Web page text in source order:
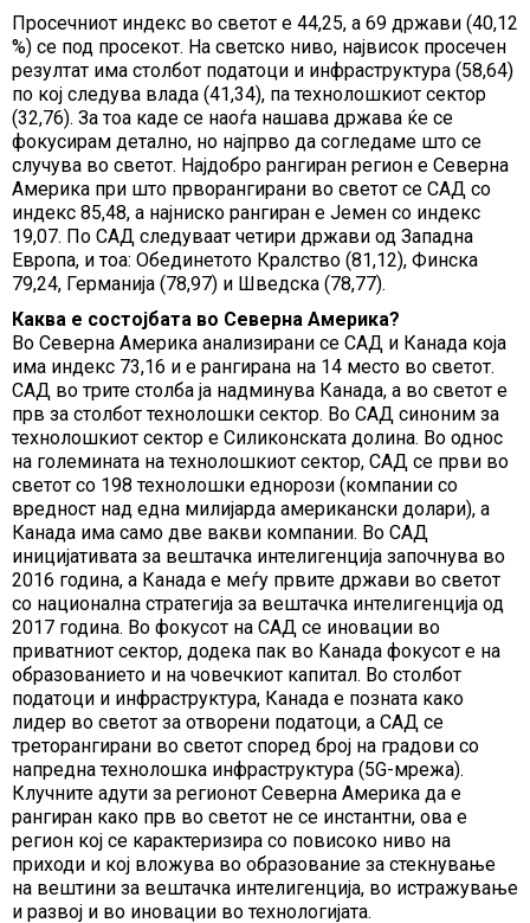
Просечниот индекс во светот е 44,25, а 69 држави (40,12
%) се под просекот. На светско ниво, највисок просечен
резултат има столбот податоци и инфраструктура (58,64)
по кој следува влада (41,34), па технолошкиот сектор
(32,76). За тоа каде се наоѓа нашава држава ќе се
фокусирам детално, но најпрво да согледаме што се
случува во светот. Најдобро рангиран регион е Северна
Америка при што прворангирани во светот се САД со
индекс 85,48, а најниско рангиран е Јемен со индекс
19,07. По САД следуваат четири држави од Западна
Европа, и тоа: Обединетото Кралство (81,12), Финска
79,24, Германија (78,97) и Шведска (78,77).
Каква е состојбата во Северна Америка?
Во Северна Америка анализирани се САД и Канада која
има индекс 73,16 и е рангирана на 14 место во светот.
САД во трите столба ја надминува Канада, а во светот е
прв за столбот технолошки сектор. Во САД синоним за
технолошкиот сектор е Силиконската долина. Во однос
на големината на технолошкиот сектор, САД се први во
светот со 198 технолошки еднорози (компании со
вредност над една милијарда американски долари), а
Канада има само две вакви компании. Во САД
иницијативата за вештачка интелигенција започнува во
2016 година, а Канада е меѓу првите држави во светот
со национална стратегија за вештачка интелигенција од
2017 година. Во фокусот на САД се иновации во
приватниот сектор, додека пак во Канада фокусот е на
образованието и на човечкиот капитал. Во столбот
податоци и инфраструктура, Канада е позната како
лидер во светот за отворени податоци, а САД се
треторангирани во светот според број на градови со
напредна технолошка инфраструктура (5G-мрежа).
Клучните адути за регионот Северна Америка да е
рангиран како прв во светот не се инстантни, ова е
регион кој се карактеризира со повисоко ниво на
приходи и кој вложува во образование за стекнување
на вештини за вештачка интелигенција, во истражување
и развој и во иновации во технологијата.